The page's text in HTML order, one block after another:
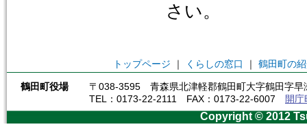
さい。
トップページ ｜ くらしの窓口 ｜ 鶴田町の
鶴田町役場
〒038-3595 青森県北津軽郡鶴田町大字鶴田字早
TEL：0173-22-2111 FAX：0173-22-6007
開
Copyright © 2012